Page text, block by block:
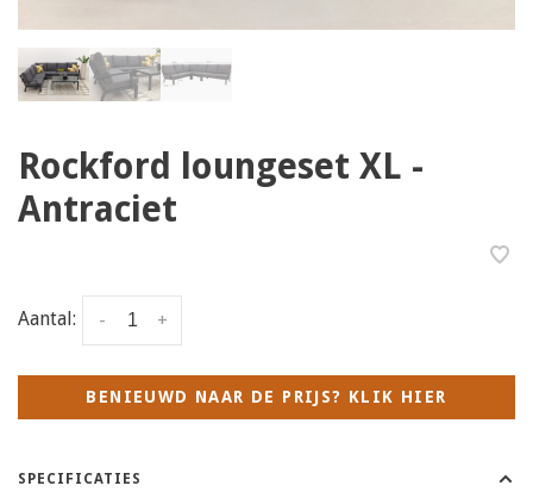
Rockford loungeset XL -
Antraciet
Aantal: +
-
BENIEUWD NAAR DE PRIJS? KLIK HIER
SPECIFICATIES